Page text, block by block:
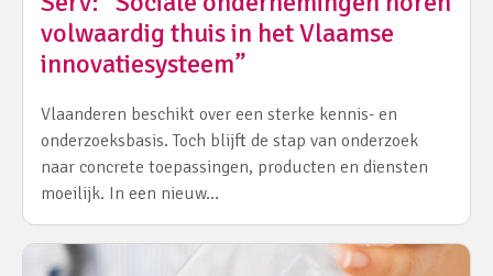
volwaardig thuis in het Vlaamse
innovatiesysteem”
Vlaanderen beschikt over een sterke kennis- en
onderzoeksbasis. Toch blijft de stap van onderzoek
naar concrete toepassingen, producten en diensten
moeilijk. In een nieuw…